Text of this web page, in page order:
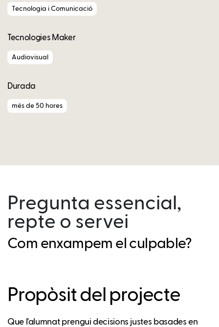
Tecnologia i Comunicació
Tecnologies Maker
Audiovisual
Durada
més de 50 hores
Pregunta essencial,
repte o servei
Com enxampem el culpable?
Propòsit del projecte
Que l'alumnat prengui decisions justes basades en